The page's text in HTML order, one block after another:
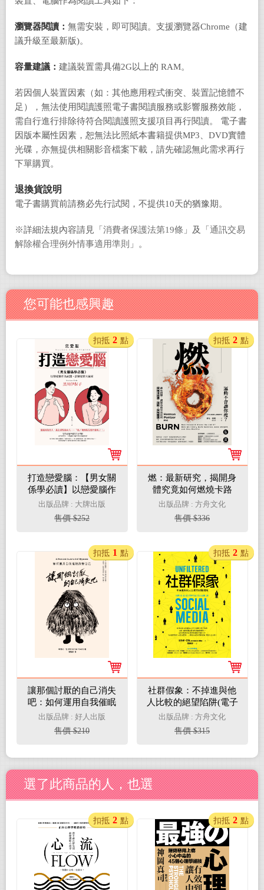
瀏覽器閱讀： 無需安裝，即可閱讀。支援瀏覽器Chrome（建
議升級至最新版)。
容量建議： 建議裝置需具備2G以上的 RAM。
若因個人裝置因素（如：其他應用程式衝突、裝置記憶體不
足），無法使用閱讀護照電子書閱讀服務或影響服務效能，
需自行進行排除待符合閱讀護照支援項目再行閱讀。 電子書
因版本屬性因素，恕無法比照紙本書籍提供MP3、DVD實體
光碟，亦無提供相關影音檔案下載，請先確認無此需求再行
下單購買。
退換貨說明
電子書購買前請務必先行試閱，不提供10天的猶豫期。
※詳細法規內容請見「 消費者保護法第19條 」及「 通訊交易
解除權合理例外情事適用準則 」。
您可能也感興趣
打造戀愛腦：【男女關
係學必讀】以戀愛腦作
為武器，當個愛情大贏
家(電子書)
出版品牌 : 大牌出版
售價 $252
扣抵 2 點
燃：最新研究，揭開身
體究竟如何燃燒卡路
里、減肥、保持健康！
(電子書)
出版品牌 : 方舟文化
售價 $336
扣抵 2 點
讓那個討厭的自己消失
吧：如何運用自我催眠
改變自己(電子書)
出版品牌 : 好人出版
售價 $210
扣抵 1 點
社群假象：不掉進與他
人比較的絕望陷阱(電子
書)
出版品牌 : 方舟文化
售價 $315
扣抵 2 點
選了此商品的人，也選
扣抵 2 點 扣抵 2 點